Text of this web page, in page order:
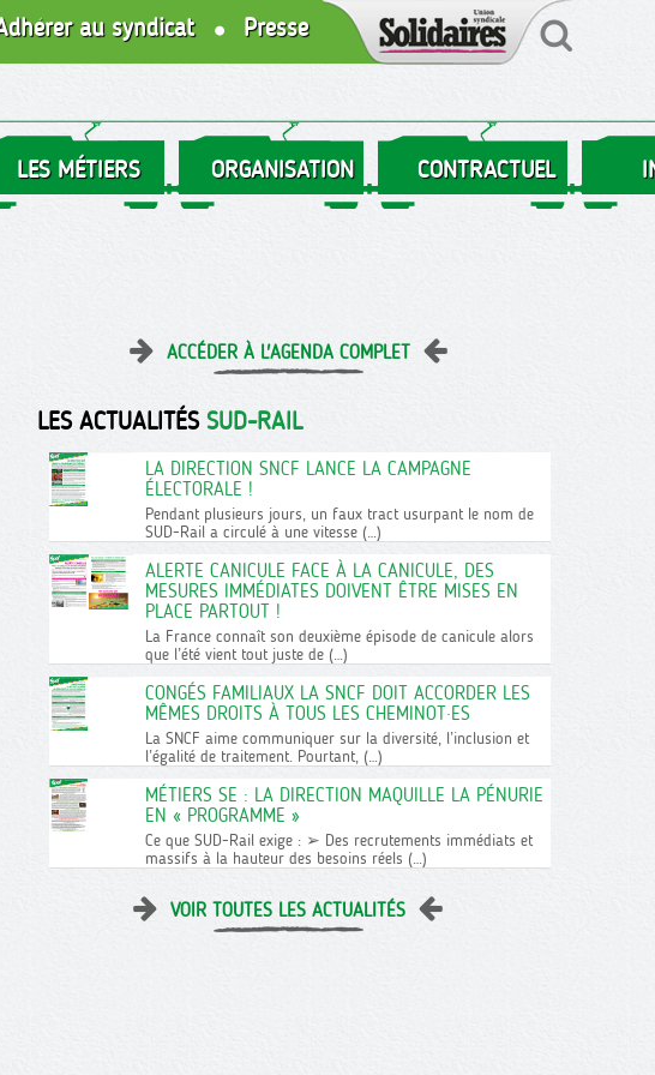
au syndicat Presse
LES MÉTIERS ORGANISATION CONTRACTUEL
ACCÉDER À L'AGENDA COMPLET
LES ACTUALITÉS SUD-RAIL
LA DIRECTION SNCF LANCE LA CAMPAGNE
ÉLECTORALE !
Pendant plusieurs jours, un faux tract usurpant le nom de
SUD-Rail a circulé à une vitesse (…)
ALERTE CANICULE FACE À LA CANICULE, DES
MESURES IMMÉDIATES DOIVENT ÊTRE MISES EN
PLACE PARTOUT !
La France connaît son deuxième épisode de canicule alors
que l’été vient tout juste de (…)
CONGÉS FAMILIAUX LA SNCF DOIT ACCORDER LES
MÊMES DROITS À TOUS LES CHEMINOT·ES
La SNCF aime communiquer sur la diversité, l’inclusion et
l’égalité de traitement. Pourtant, (…)
MÉTIERS SE : LA DIRECTION MAQUILLE LA PÉNURIE
EN « PROGRAMME »
Ce que SUD-Rail exige : ➢ Des recrutements immédiats et
massifs à la hauteur des besoins réels (…)
VOIR TOUTES LES ACTUALITÉS